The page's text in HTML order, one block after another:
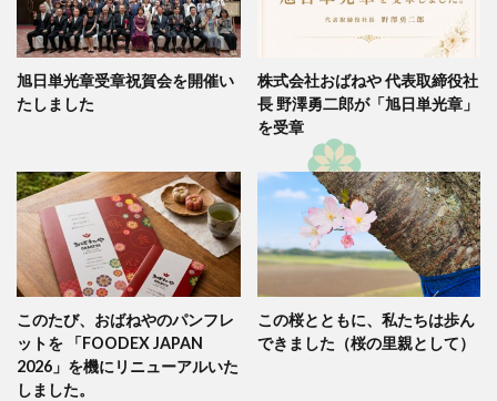
旭日単光章受章祝賀会を開催い
たしました
株式会社おばねや 代表取締役社
長 野澤勇二郎が「旭日単光章」
を受章
このたび、おばねやのパンフレ
ットを 「FOODEX JAPAN
2026」を機にリニューアルいた
しました。
この桜とともに、私たちは歩ん
できました（桜の里親として）